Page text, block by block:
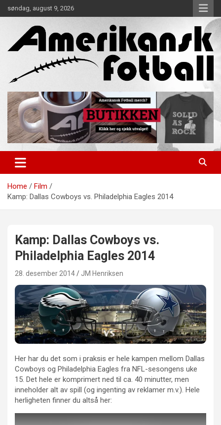
to
søndag, august 9, 2026
Amerikansk Fotball
Home
Film
Kamp: Dallas Cowboys vs. Philadelphia Eagles 2014
Kamp: Dallas Cowboys vs.
Philadelphia Eagles 2014
28. desember 2014 JM Henriksen
Her har du det som i praksis er hele kampen mellom Dallas
Cowboys og Philadelphia Eagles fra NFL-sesongens uke
15. Det hele er komprimert ned til ca. 40 minutter, men
inneholder alt av spill (og ingenting av reklamer m.v.). Hele
herligheten finner du altså her: